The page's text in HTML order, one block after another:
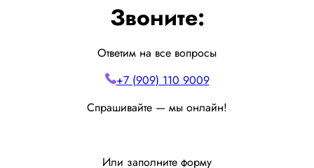
Звоните:
Ответим на все вопросы
+7 (909) 110 9009
Спрашивайте — мы онлайн!
Или заполните форму